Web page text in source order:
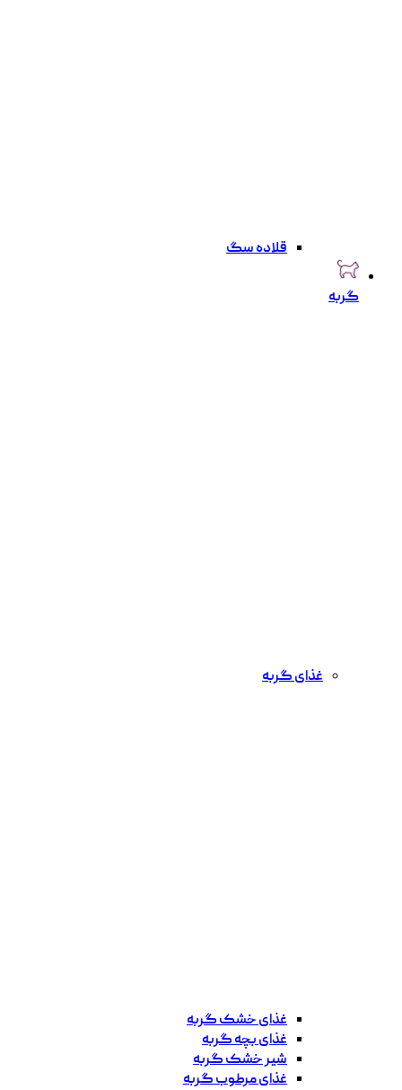
قلاده سگ
گربه
غذای گربه
غذای خشک گربه
غذای بچه گربه
شیر خشک گربه
غذای مرطوب گربه